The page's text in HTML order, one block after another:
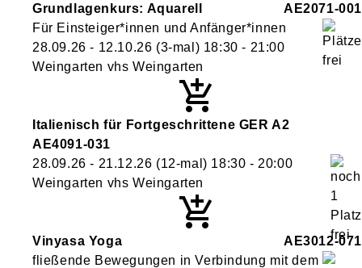
Grundlagenkurs: Aquarell
AE2071-001
Für Einsteiger*innen und Anfänger*innen
28.09.26 - 12.10.26 (3-mal) 18:30 - 21:00
Weingarten vhs Weingarten
Italienisch für Fortgeschrittene GER A2
AE4091-031
28.09.26 - 21.12.26 (12-mal) 18:30 - 20:00
Weingarten vhs Weingarten
Vinyasa Yoga
AE3012-071
fließende Bewegungen in Verbindung mit dem